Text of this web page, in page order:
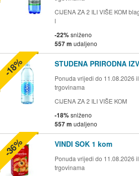
CIJENA ZA 2 ILI VIŠE KOM
l
-22%sniženo
557 m udaljeno
STUDENA PRIRODNA
Ponuda vrijedi do 11.08.2026
trgovinama
CIJENA ZA 2 ILI VIŠE KOM
-18%sniženo
557 m udaljeno
-18%
VINDI SOK 1 kom
Ponuda vrijedi do 11.08.2026
trgovinama
-36%